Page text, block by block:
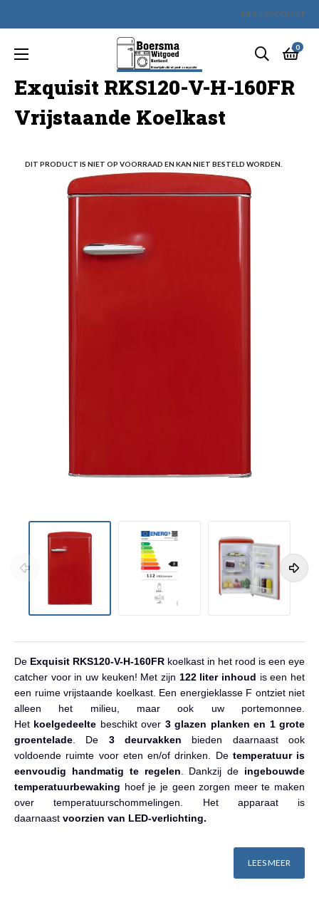
MIJN ACCOUNT
0
Toggle
☰
Exquisit RKS120-V-H-160FR
Vrijstaande Koelkast
DIT PRODUCT IS NIET OP VOORRAAD EN KAN NIET BESTELD WORDEN.
De Exquisit RKS120-V-H-160FR koelkast in het rood is een eye
catcher voor in uw keuken! Met zijn 122 liter inhoud is een het
een ruime vrijstaande koelkast. Een energieklasse F ontziet niet
alleen het milieu, maar ook uw portemonnee.
Het koelgedeelte beschikt over 3 glazen planken en 1 grote
groentelade . De 3 deurvakken bieden daarnaast ook
voldoende ruimte voor eten en/of drinken. De temperatuur is
eenvoudig handmatig te regelen . Dankzij de ingebouwde
temperatuurbewaking hoef je je geen zorgen meer te maken
over temperatuurschommelingen. Het apparaat is
daarnaast voorzien van LED-verlichting.
LEES MEER